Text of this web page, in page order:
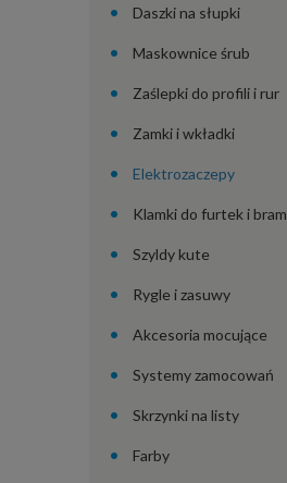
Daszki na słupki
Maskownice śrub
Zaślepki do profili i rur
Zamki i wkładki
Elektrozaczepy
Klamki do furtek i bram
Szyldy kute
Rygle i zasuwy
Akcesoria mocujące
Systemy zamocowań
Skrzynki na listy
Farby